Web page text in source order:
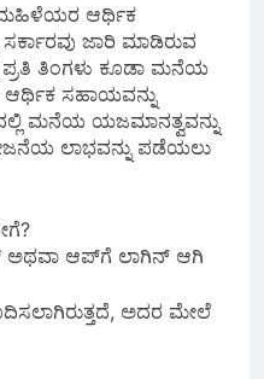
ಮಹಿಳೆಯರ ಆರ್ಥಿಕ
ಸರ್ಕಾರವು ಜಾರಿ ಮಾಡಿರುವ
ತಿಂಗಳು ಕೂಡಾ ಮನೆಯ
ಸಹಾಯವನ್ನು
ಮನೆಯ ಯಜಮಾನತ್ವವನ್ನು
ಲಾಭವನ್ನು ಪಡೆಯಲು
ಅಥವಾ ಆಪ್‌ಗೆ ಲಾಗಿನ್ ಆಗಿ
ಅದರ ಮೇಲೆ